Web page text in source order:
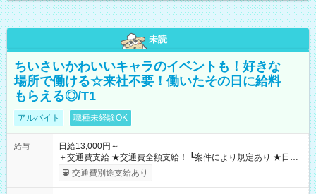
未読
ちいさいかわいいキャラのイベントも！好きな
場所で働ける☆来社不要！働いたその日に給料
もらえる◎/T1
アルバイト 職種未経験OK
給与
日給13,000円～
＋交通費支給 ★交通費全額支給！ ┗案件により規定あり ★日払
いOK！（規定あり） ┗働いたその日に現金GET♪ お仕事後はコ
ンビニATMから 日払い分を引き落とせます！ 【試用期間】試
交通費別途支給あり